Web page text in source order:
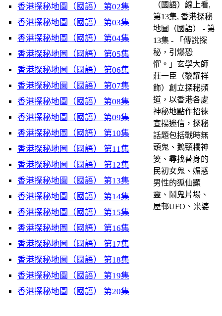
香港探秘地圖（國語） 第02集
香港探秘地圖（國語） 第03集
香港探秘地圖（國語） 第04集
香港探秘地圖（國語） 第05集
香港探秘地圖（國語） 第06集
香港探秘地圖（國語） 第07集
香港探秘地圖（國語） 第08集
香港探秘地圖（國語） 第09集
香港探秘地圖（國語） 第10集
香港探秘地圖（國語） 第11集
香港探秘地圖（國語） 第12集
香港探秘地圖（國語） 第13集
香港探秘地圖（國語） 第14集
香港探秘地圖（國語） 第15集
香港探秘地圖（國語） 第16集
香港探秘地圖（國語） 第17集
香港探秘地圖（國語） 第18集
香港探秘地圖（國語） 第19集
香港探秘地圖（國語） 第20集
（國語）線上看,
第13集, 香港探秘
地圖（國語） - 第
13集 - 「傳說探
秘，引爆恐
懼。」玄學大師
莊一臣（黎耀祥
飾）創立探秘頻
道，以香港各處
神秘地點作招徠
宣揚迷信，探秘
話題包括戰時無
頭鬼、鵝頸橋神
婆、尋找替身的
民初女鬼、媚惑
男性的狐仙顯
靈、鬧鬼片場、
屋邨UFO、米婆